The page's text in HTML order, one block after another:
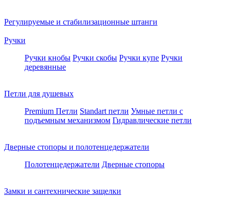
Регулируемые и стабилизационные штанги
Ручки
Ручки кнобы Ручки скобы Ручки купе Ручки
деревянные
Петли для душевых
Premium Петли Standart петли Умные петли c
подъемным механизмом Гидравлические петли
Дверные стопоры и полотенцедержатели
Полотенцедержатели Дверные стопоры
Замки и сантехнические защелки